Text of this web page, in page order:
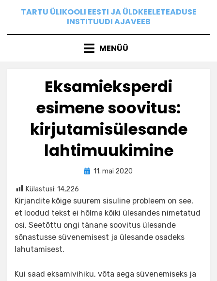
TARTU ÜLIKOOLI EESTI JA ÜLDKEELETEADUSE
INSTITUUDI AJAVEEB
MENÜÜ
Eksamieksperdi
esimene soovitus:
kirjutamisülesande
lahtimuukimine
byIlona
Posted
11. mai 2020
Külastusi: 14,226
Kirjandite kõige suurem sisuline probleem on see,
et loodud tekst ei hõlma kõiki ülesandes nimetatud
osi. Seetõttu ongi tänane soovitus ülesande
sõnastusse süvenemisest ja ülesande osadeks
lahutamisest.
Kui saad eksamivihiku, võta aega süvenemiseks ja